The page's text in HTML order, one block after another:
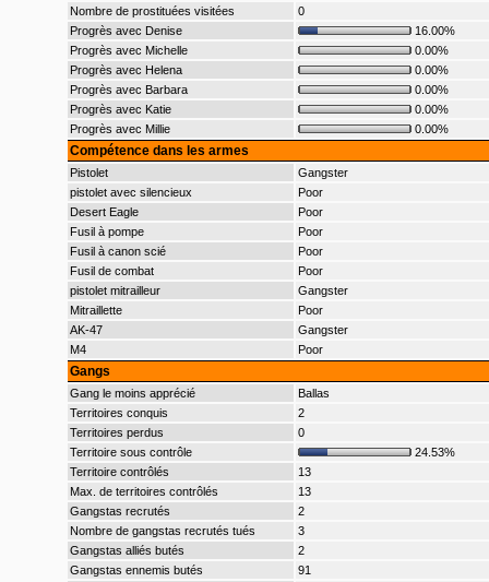
Nombre de prostituées visitées
0
Progrès avec Denise
16.00%
Progrès avec Michelle
0.00%
Progrès avec Helena
0.00%
Progrès avec Barbara
0.00%
Progrès avec Katie
0.00%
Progrès avec Millie
0.00%
Compétence dans les armes
Pistolet
Gangster
pistolet avec silencieux
Poor
Desert Eagle
Poor
Fusil à pompe
Poor
Fusil à canon scié
Poor
Fusil de combat
Poor
pistolet mitrailleur
Gangster
Mitraillette
Poor
AK-47
Gangster
M4
Poor
Gangs
Gang le moins apprécié
Ballas
Territoires conquis
2
Territoires perdus
0
Territoire sous contrôle
24.53%
Territoire contrôlés
13
Max. de territoires contrôlés
13
Gangstas recrutés
2
Nombre de gangstas recrutés tués
3
Gangstas alliés butés
2
Gangstas ennemis butés
91